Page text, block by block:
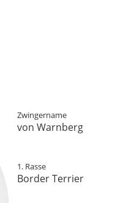
Zwingername
von Warnberg
1. Rasse
Border Terrier